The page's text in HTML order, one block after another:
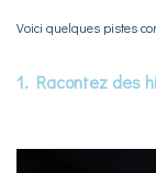
Voici quelques pistes
1. Racontez des